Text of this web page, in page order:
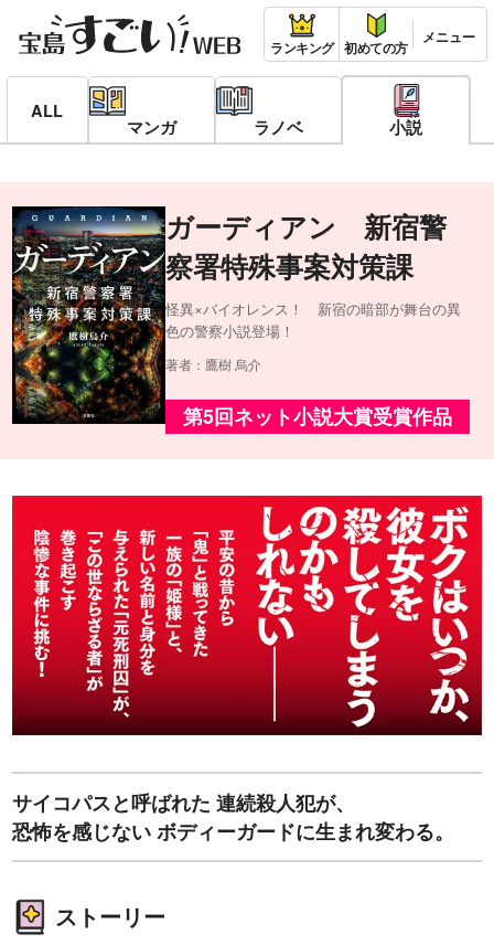
ランキング 初めての方
ALL
マンガ ラノベ 小説
ガーディアン 新宿警
察署特殊事案対策課
怪異×バイオレンス！ 新宿の暗部が舞台の異
色の警察小説登場！
著者：鷹樹 烏介
第5回ネット小説大賞受賞作品
サイコパスと呼ばれた 連続殺人犯が、
恐怖を感じない ボディーガードに生まれ変わる。
ストーリー